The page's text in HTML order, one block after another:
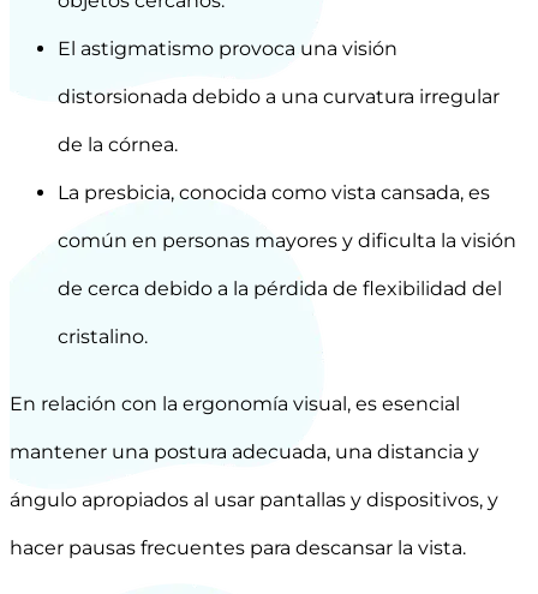
El astigmatismo provoca una visión
distorsionada debido a una curvatura irregular
de la córnea.
La presbicia, conocida como vista cansada, es
común en personas mayores y dificulta la visión
de cerca debido a la pérdida de flexibilidad del
cristalino.
En relación con la ergonomía visual, es esencial
mantener una postura adecuada, una distancia y
ángulo apropiados al usar pantallas y dispositivos, y
hacer pausas frecuentes para descansar la vista.